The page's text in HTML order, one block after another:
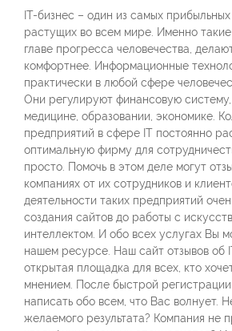
IT-бизнес – один из самых
растущих во всем мире. Именно
главе прогресса человечества,
комфортнее. Информационные
практически в любой сфере
Они регулируют финансовую
медицине, образовании, экономике.
предприятий в сфере IT постоянно
оптимальную фирму для
просто. Помочь в этом деле могут
компаниях от их сотрудников и
деятельности таких предприятий
создания сайтов до работы с
интеллектом. И обо всех услугах Вы
нашем ресурсе. Наш сайт отзывов об
открытая площадка для всех, кто
мнением. После быстрой
написать обо всем, что Вас волнует.
желаемого результата? Компания не